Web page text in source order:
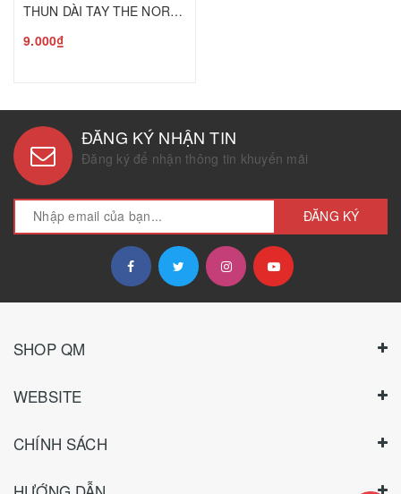
THUN DÀI TAY THE NORTH FACE Q26080748
9.000₫
ĐĂNG KÝ NHẬN TIN
Đăng ký để nhận thông tin khuyến mãi
ĐĂNG KÝ
SHOP QM
WEBSITE
CHÍNH SÁCH